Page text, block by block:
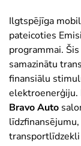
Auto ar 7
Jauns
hibrīds -
9
Lietots
Ģimenēm ar
nākamo
000 €
km,
tehniskā
✓
000
✕Atbalstu
var
Ilgtspējīga
pateicoties
programmai.
samazinātu
finansiālu
elektroenerģiju.
Bravo Auto
transportlīdzekli